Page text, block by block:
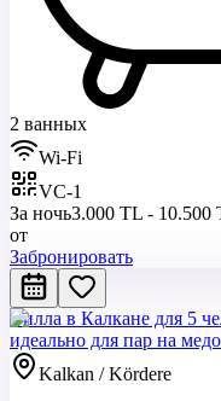
2 ванных
Wi-Fi
VC-1
За ночь3.000 TL - 10.500
от
Забронировать
Вилла в Калкане для 5
идеально для пар на
Kalkan / Kördere